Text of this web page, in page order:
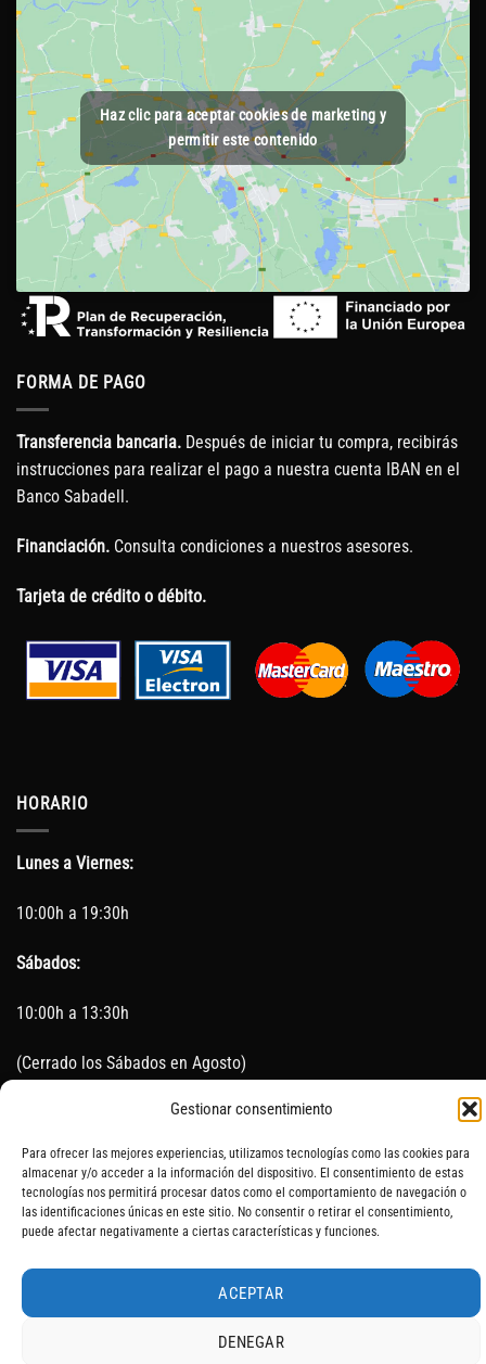
Gestionar consentimiento
Para ofrecer las mejores experiencias, utilizamos tecnologías como las cookies para
almacenar y/o acceder a la información del dispositivo. El consentimiento de estas
tecnologías nos permitirá procesar datos como el comportamiento de navegación o
las identificaciones únicas en este sitio. No consentir o retirar el consentimiento,
puede afectar negativamente a ciertas características y funciones.
ACEPTAR
DENEGAR
Haz clic para aceptar cookies de marketing y
permitir este contenido
FORMA DE PAGO
Transferencia bancaria. Después de iniciar tu compra, recibirás
instrucciones para realizar el pago a nuestra cuenta IBAN en el
Banco Sabadell.
Financiación. Consulta condiciones a nuestros asesores.
Tarjeta de crédito o débito.
HORARIO
Lunes a Viernes:
10:00h a 19:30h
Sábados:
10:00h a 13:30h
(Cerrado los Sábados en Agosto)
Sin servicio de taller del 15 de Agosto al 5 de septiembre
SOBRE NOSOTROS CONTACTO AVISO LEGAL